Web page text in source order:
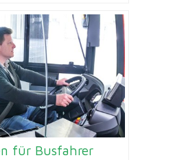
für Busfahrer